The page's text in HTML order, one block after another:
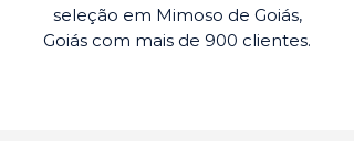
seleção em Mimoso de Goiás,
Goiás com mais de 900 clientes.